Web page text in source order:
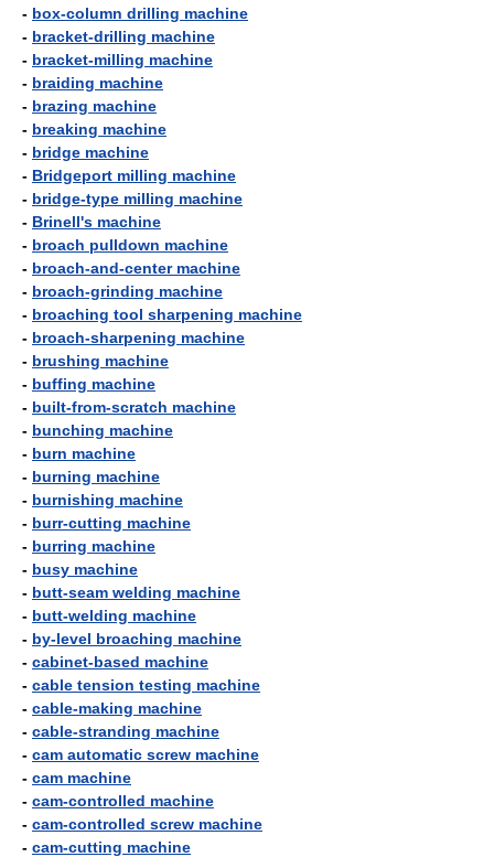
- box-column drilling machine
- bracket-drilling machine
- bracket-milling machine
- braiding machine
- brazing machine
- breaking machine
- bridge machine
- Bridgeport milling machine
- bridge-type milling machine
- Brinell's machine
- broach pulldown machine
- broach-and-center machine
- broach-grinding machine
- broaching tool sharpening machine
- broach-sharpening machine
- brushing machine
- buffing machine
- built-from-scratch machine
- bunching machine
- burn machine
- burning machine
- burnishing machine
- burr-cutting machine
- burring machine
- busy machine
- butt-seam welding machine
- butt-welding machine
- by-level broaching machine
- cabinet-based machine
- cable tension testing machine
- cable-making machine
- cable-stranding machine
- cam automatic screw machine
- cam machine
- cam-controlled machine
- cam-controlled screw machine
- cam-cutting machine